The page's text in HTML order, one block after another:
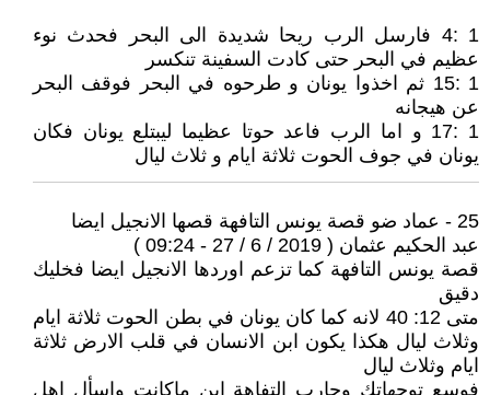
1 :4 فارسل الرب ريحا شديدة الى البحر فحدث نوء
عظيم في البحر حتى كادت السفينة تنكسر
1 :15 ثم اخذوا يونان و طرحوه في البحر فوقف البحر
عن هيجانه
1 :17 و اما الرب فاعد حوتا عظيما ليبتلع يونان فكان
يونان في جوف الحوت ثلاثة ايام و ثلاث ليال
25 - عماد ضو قصة يونس التافهة قصها الانجيل ايضا
عبد الحكيم عثمان ( 2019 / 6 / 27 - 09:24 )
قصة يونس التافهة كما تزعم اوردها الانجيل ايضا فخليك
دقيق
متى 12: 40 لانه كما كان يونان في بطن الحوت ثلاثة ايام
وثلاث ليال هكذا يكون ابن الانسان في قلب الارض ثلاثة
ايام وثلاث ليال
فوسع توجهاتك وحارب التفاهة اين ماكانت واسأل اهل